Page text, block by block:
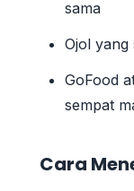
sama
Ojol yang
GoFood
sempat
Cara